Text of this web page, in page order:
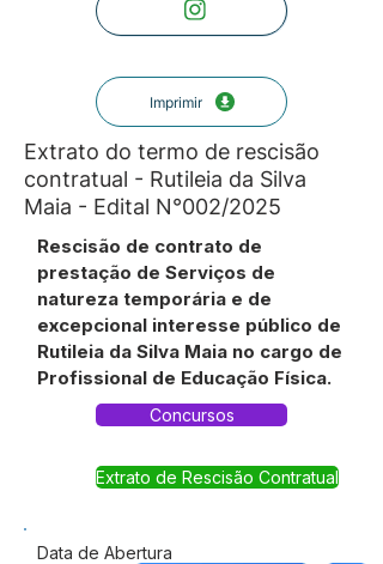
Imprimir
Extrato do termo de rescisão
contratual - Rutileia da Silva
Maia - Edital N°002/2025
Rescisão de contrato de
prestação de Serviços de
natureza temporária e de
excepcional interesse público de
Rutileia da Silva Maia no cargo de
Profissional de Educação Física.
Concursos
Extrato de Rescisão Contratual
Data de Abertura